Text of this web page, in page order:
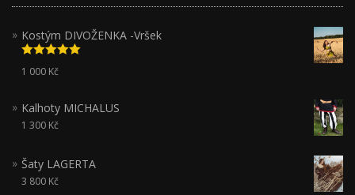
Kostým DIVOŽENKA -Vršek
Hodnocení
5.00z 5
1 000 Kč
Kalhoty MICHALUS
1 300 Kč
Šaty LAGERTA
3 800 Kč